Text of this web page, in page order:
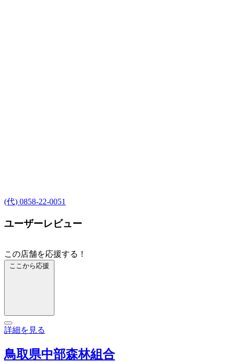
(代) 0858-22-0051
ユーザーレビュー
この店舗を応援する！
ここから応援
詳細を見る
鳥取県中部森林組合